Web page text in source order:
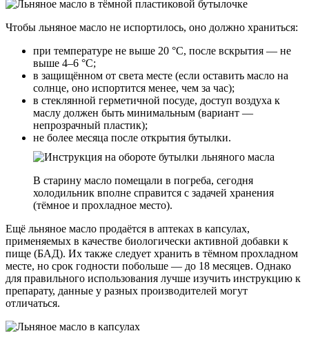
Чтобы льняное масло не испортилось, оно должно храниться:
при температуре не выше 20 °C, после вскрытия — не
выше 4–6 °C;
в защищённом от света месте (если оставить масло на
солнце, оно испортится менее, чем за час);
в стеклянной герметичной посуде, доступ воздуха к
маслу должен быть минимальным (вариант —
непрозрачный пластик);
не более месяца после открытия бутылки.
В старину масло помещали в погреба, сегодня
холодильник вполне справится с задачей хранения
(тёмное и прохладное место).
Ещё льняное масло продаётся в аптеках в капсулах,
применяемых в качестве биологически активной добавки к
пище (БАД). Их также следует хранить в тёмном прохладном
месте, но срок годности побольше — до 18 месяцев. Однако
для правильного использования лучше изучить инструкцию к
препарату, данные у разных производителей могут
отличаться.